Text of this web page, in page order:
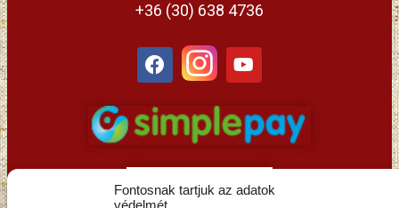
Fontosnak tartjuk az adatok
védelmét
+36 (30) 638 4736